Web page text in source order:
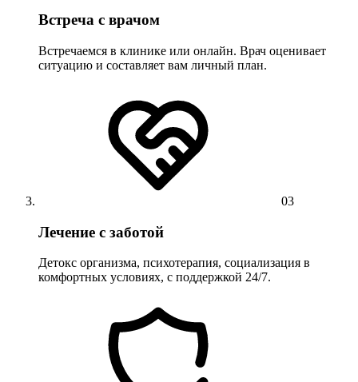
Встреча с врачом
Встречаемся в клинике или онлайн. Врач оценивает
ситуацию и составляет вам личный план.
03
Лечение с заботой
Детокс организма, психотерапия, социализация в
комфортных условиях, с поддержкой 24/7.